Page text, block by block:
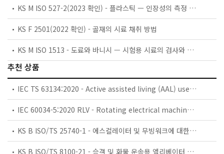
KS M ISO 527-2(2023 확인) - 플라스틱 ㅡ 인장성의 측정 ㅡ 제2부: 성형 및 압출 플라스틱의 시험조건
KS F 2501(2022 확인) - 골재의 시료 채취 방법
KS M ISO 1513 - 도료와 바니시 — 시험용 시료의 검사와 제조 방법
추천 상품
IEC TS 63134:2020 - Active assisted living (AAL) use cases
IEC 60034-5:2020 RLV - Rotating electrical machines - Part 5: Degrees of protection provided by the integral design of rotating electrical machines (IP code) - Classification
KS B ISO/TS 25740-1 - 에스컬레이터 및 무빙워크에 대한 안전요건 — 제1부: 세계공통 필수 안전요건(GESRs)
KS B ISO/TS 8100-21 - 승객 및 화물 운송용 엘리베이터 —제21부: 세계공통 필수안전요건(GESRs)을 충족하는 세계공통 안전 파라미터(GSPs)